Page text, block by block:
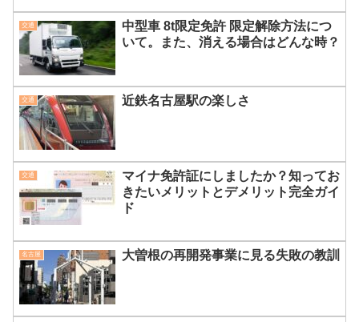
交通
中型車 8t限定免許 限定解除方法につ
いて。また、消える場合はどんな時？
交通 近鉄名古屋駅の楽しさ
交通
マイナ免許証にしましたか？知ってお
きたいメリットとデメリット完全ガイ
ド
名古屋 大曽根の再開発事業に見る失敗の教訓